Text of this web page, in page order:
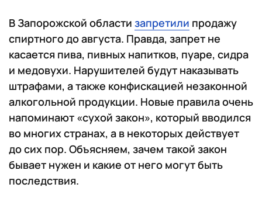
В Запорожской области запретили продажу
спиртного до августа. Правда, запрет не
касается пива, пивных напитков, пуаре, сидра
и медовухи. Нарушителей будут наказывать
штрафами, а также конфискацией незаконной
алкогольной продукции. Новые правила очень
напоминают «сухой закон», который вводился
во многих странах, а в некоторых действует
до сих пор. Объясняем, зачем такой закон
бывает нужен и какие от него могут быть
последствия.